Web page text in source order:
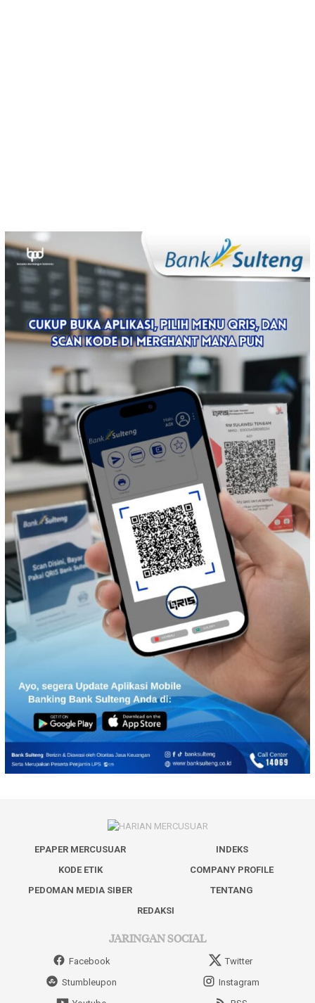
EPAPER MERCUSUAR
INDEKS
KODE ETIK
COMPANY PROFILE
PEDOMAN MEDIA SIBER
TENTANG
REDAKSI
JARINGAN SOCIAL
Facebook
Twitter
Stumbleupon
Instagram